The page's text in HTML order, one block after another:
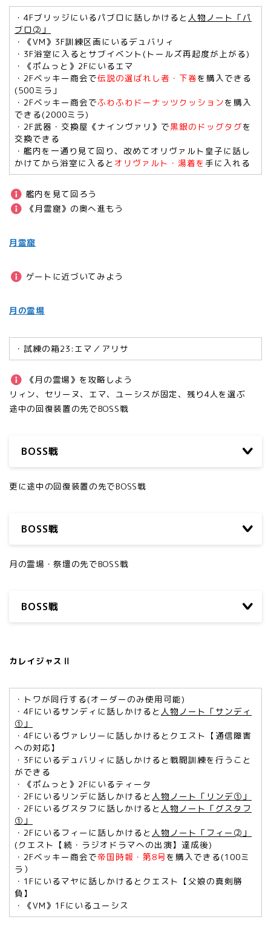
・4Fブリッジにいるパブロに話しかけると 人物ノート「パ
ブロ➁」
・《VM》3F訓練区画にいるデュバリィ
・3F浴室に入るとサブイベント(トールズ再起度が上がる)
・《ポムっと》2Fにいるエマ
・2Fベッキー商会で伝説の選ばれし者・下巻を購入できる
(500ミラ」
・2Fベッキー商会でふわふわドーナッツクッションを購入
できる(2000ミラ)
・2F武器・交換屋《ナインヴァリ》で黒銀のドッグタグを
交換できる
・艦内を一通り見て回り、改めてオリヴァルト皇子に話し
かけてから浴室に入ると オリヴァルト・湯着を 手に入れる
艦内を見て回ろう
《月霊窟》の奥へ進もう
月霊窟
ゲートに近づいてみよう
月の霊場
・試練の箱23:エマ／アリサ
《月の霊場》を攻略しよう
リィン、セリーヌ、エマ、ユーシスが固定、残り4人を選ぶ
途中の回復装置の先でBOSS戦
BOSS戦
更に途中の回復装置の先でBOSS戦
BOSS戦
月の霊場・祭壇の先でBOSS戦
BOSS戦
カレイジャスⅡ
・トワが同行する(オーダーのみ使用可能)
・4Fにいるサンディに話しかけると 人物ノート「サンディ
①」
・4Fにいるヴァレリーに話しかけるとクエスト【通信障害
への対応】
・3Fにいるデュバリィに話しかけると戦闘訓練を行うこと
ができる
・《ポムっと》2Fにいるティータ
・2Fにいるリンデに話しかけると 人物ノート「リンデ①」
・2Fにいるグスタフに話しかけると 人物ノート「グスタフ
①」
・2Fにいるフィーに話しかけると 人物ノート「フィー➁」
(クエスト【続・ラジオドラマへの出演】達成後)
・2Fベッキー商会で帝国時報・第8号を購入できる(100ミ
ラ）
・1Fにいるマヤに話しかけるとクエスト【父娘の真剣勝
負】
・《VM》1Fにいるユーシス